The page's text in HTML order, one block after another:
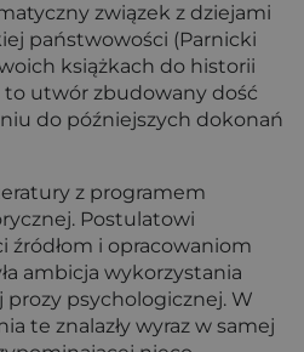
związek z dziejami
państwowości (Parnicki
książkach do historii
to utwór zbudowany dość
do późniejszych dokonań
z programem
Postulatowi
źródłom i opracowaniom
ambicja wykorzystania
psychologicznej. W
te znalazły wyraz w samej